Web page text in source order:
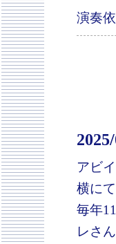
演奏
アビ
横にて
毎年
レさ